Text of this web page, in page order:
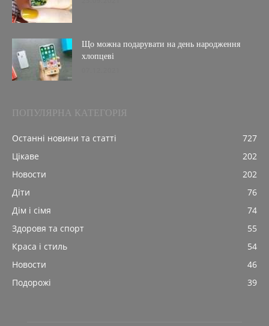
Що можна подарувати на день народження
хлопцеві
ПОПУЛЯРНА КАТЕГОРІЯ
Останні новини та статті
727
Цікаве
202
Новости
202
Діти
76
Дім і сімя
74
Здоровя та спорт
55
Краса і стиль
54
Новости
46
Подорожі
39